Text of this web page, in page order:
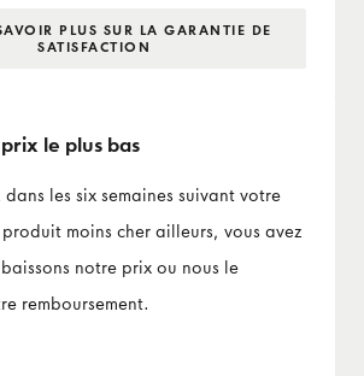
PLUS SUR LA GARANTIE DE
SATISFACTION
le plus bas
les six semaines suivant votre
moins cher ailleurs, vous avez
notre prix ou nous le
remboursement.